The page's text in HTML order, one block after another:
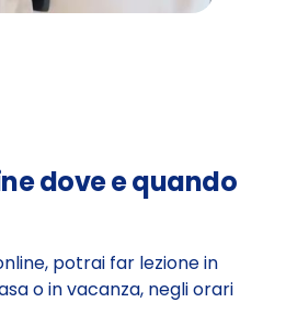
dove e quando
potrai far lezione in
o in vacanza, negli orari